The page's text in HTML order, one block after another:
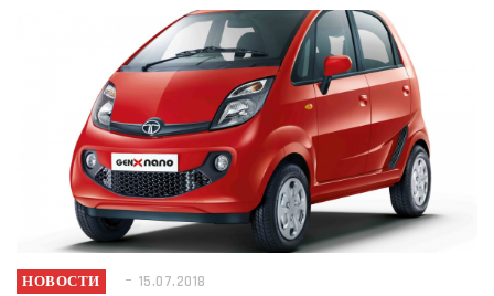
НОВОСТИ 15.07.2018